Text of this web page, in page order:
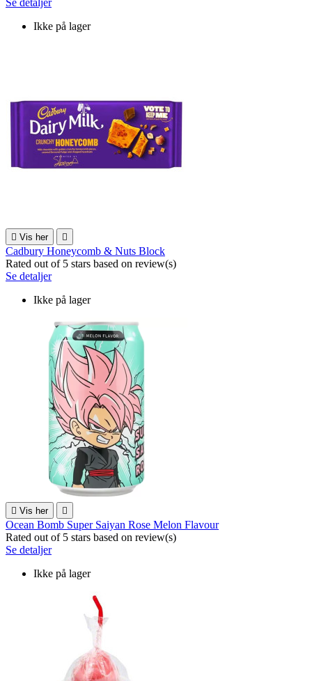
Ikke på lager
 Vis her 
Cadbury Honeycomb & Nuts Block
Rated out of 5 stars based on review(s)
Se detaljer
Ikke på lager
 Vis her 
Ocean Bomb Super Saiyan Rose Melon Flavour
Rated out of 5 stars based on review(s)
Se detaljer
Ikke på lager